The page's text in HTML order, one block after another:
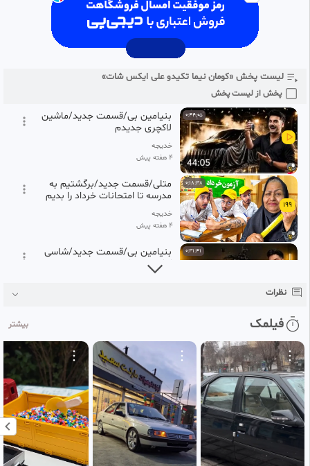
لیست پخش «کومان نیما تکیدو علی ایکس شات»
پخش از لیست پخش
کردیم
خدیجه
۴ هفته پیش
0:21:41
بنیامین گیمینگ/قسمت جدید/
بنیامین و اشکان روی چوب
خدیجه
0:44:05
بنیامین بی/قسمت جدید/ماشین
لاکچری جدیدم
خدیجه
۴ هفته پیش
199
0:18:38
متلی/قسمت جدید/برگشتیم به
مدرسه تا امتحانات خرداد را بدیم
خدیجه
۴ هفته پیش
0:31:41
بنیامین بی/قسمت جدید/شاسی
کشی موتوراهریمنی
نظرات
فیلمک بیشتر